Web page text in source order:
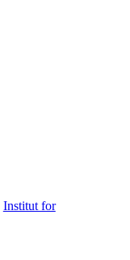
Institut for